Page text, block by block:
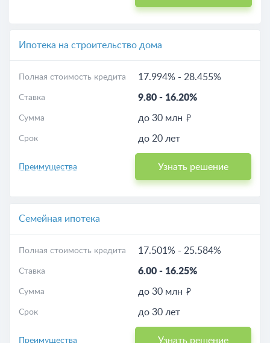
Ипотека на строительство дома
Полная стоимость кредита 17.994% - 28.455%
Ставка 9.80 - 16.20%
Сумма до 30 млн
Срок до 20 лет
Преимущества Узнать решение
Семейная ипотека
Полная стоимость кредита 17.501% - 25.584%
Ставка 6.00 - 16.25%
Сумма до 30 млн
Срок до 30 лет
Преимущества Узнать решение